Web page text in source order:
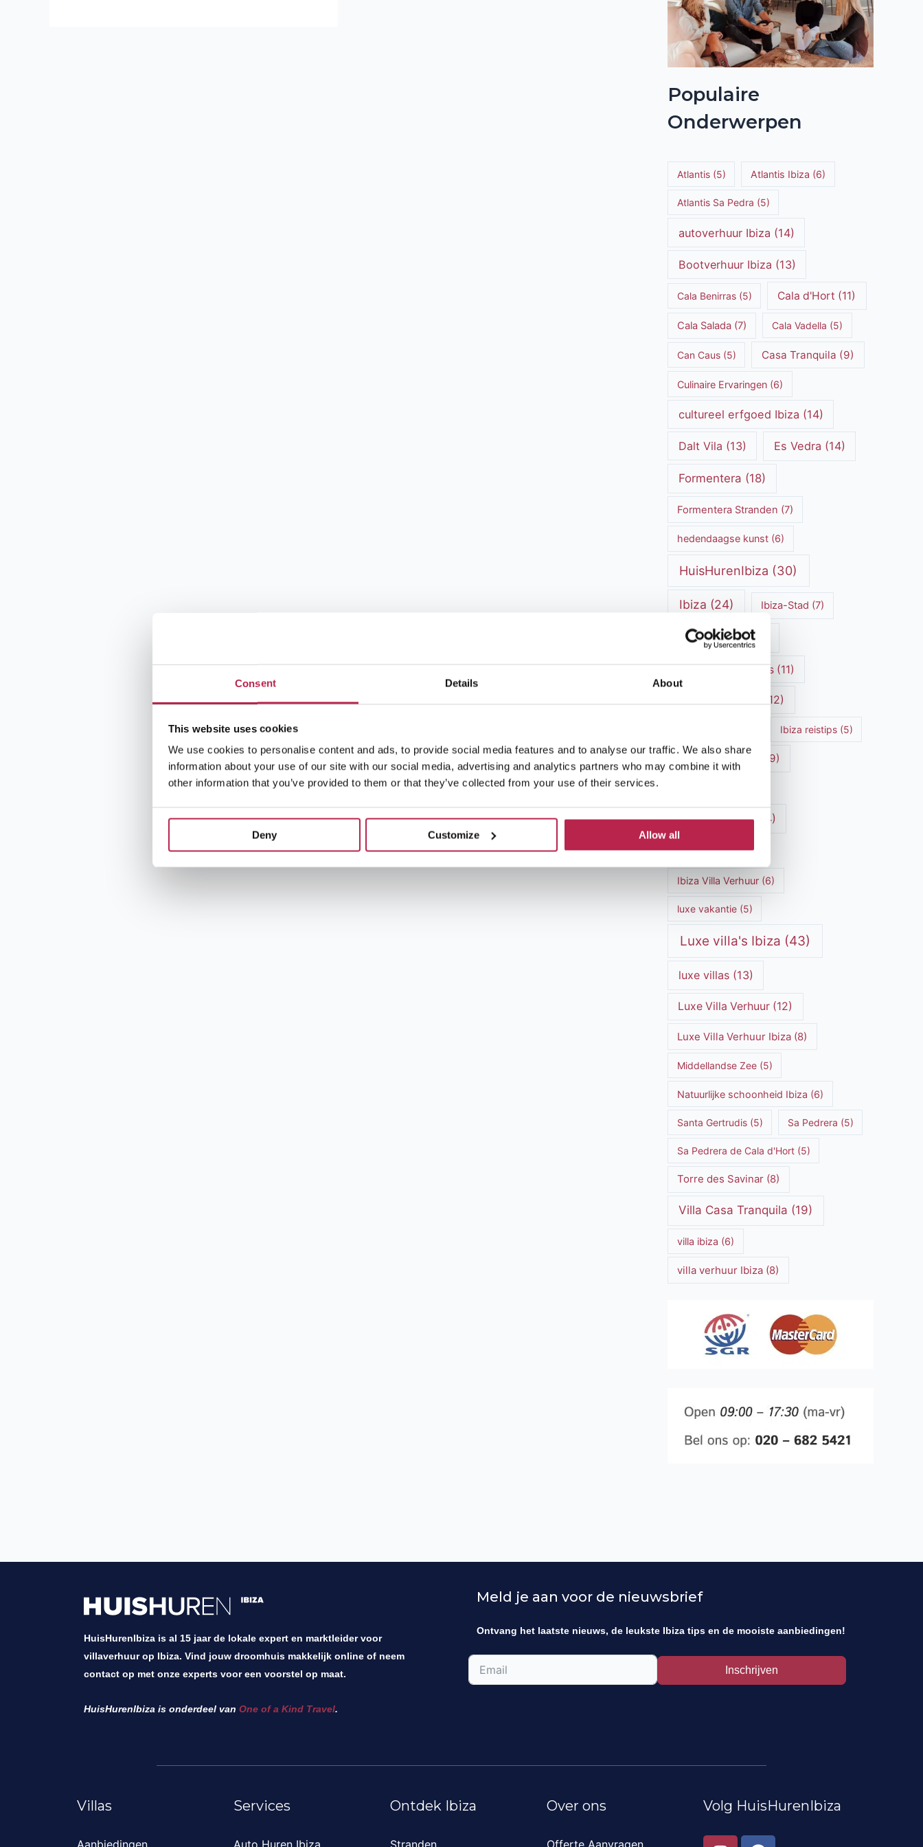
Consent Details About
This website uses cookies
We use cookies to personalise content and ads, to provide social media features and to analyse our traffic. We also share
information about your use of our site with our social media, advertising and analytics partners who may combine it with
other information that you’ve provided to them or that they’ve collected from your use of their services.
Deny Customize Allow all
Populaire
Onderwerpen
Atlantis(5) Atlantis Ibiza (6)
Atlantis Sa Pedra (5)
autoverhuur Ibiza (14)
Bootverhuur Ibiza (13)
Cala Benirras(5) Cala d'Hort (11)
Cala Salada (7) Cala Vadella (5)
Can Caus(5) Casa Tranquila (9)
Culinaire Ervaringen(6)
cultureel erfgoed Ibiza (14)
Dalt Vila (13) Es Vedra (14)
Formentera (18)
Formentera Stranden (7)
hedendaagse kunst(6)
HuisHurenIbiza (30)
Ibiza (24) Ibiza-Stad (7)
Ibiza cultuur(15)
Ibiza Geschiedenis (11)
(12)
Ibiza reistips(5)
Ibiza restaurants (9)
ibiza vakantie(14)
ibiza villas(15)
Ibiza Villa Verhuur(6)
luxe vakantie(5)
Luxe villa's Ibiza (43)
luxe villas(13)
Luxe Villa Verhuur (12)
Luxe Villa Verhuur Ibiza (8)
Middellandse Zee(5)
Natuurlijke schoonheid Ibiza (6)
Santa Gertrudis(5) Sa Pedrera (5)
Sa Pedrera de Cala d'Hort(5)
Torre des Savinar (8)
Villa Casa Tranquila (19)
villa ibiza (6)
villa verhuur Ibiza (8)
HuisHurenIbiza is al 15 jaar de lokale expert en marktleider voor
villaverhuur op Ibiza. Vind jouw droomhuis makkelijk online of neem
contact op met onze experts voor een voorstel op maat.
HuisHurenIbiza is onderdeel van One of a Kind Travel.
Meld je aan voor de nieuwsbrief
Ontvang het laatste nieuws, de leukste Ibiza tips en de mooiste aanbiedingen!
Inschrijven
Villas Services Ontdek Ibiza Over ons Volg HuisHurenIbiza